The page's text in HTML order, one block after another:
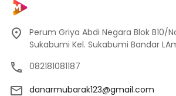
Perum Griya Abdi Negara Blok B10/
Sukabumi Kel. Sukabumi Bandar
082181081187
danarmubarak123@gmail.com